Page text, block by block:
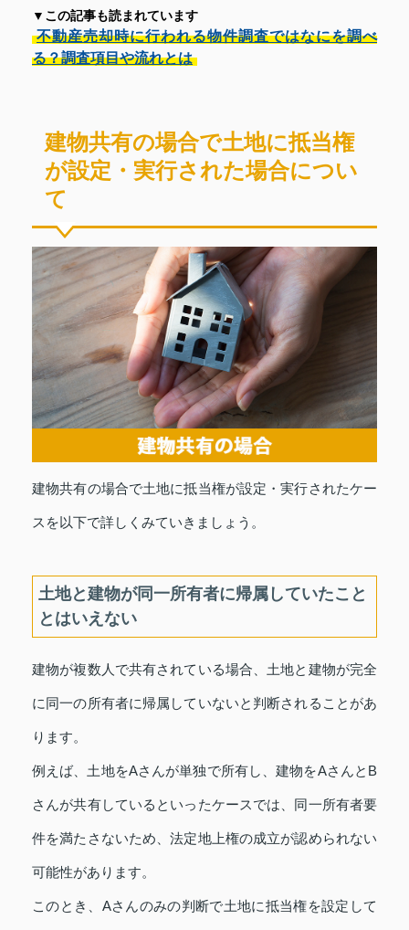
▼この記事も読まれています
不動産売却時に行われる物件調査ではなにを調べ
る？調査項目や流れとは
建物共有の場合で土地に抵当権
が設定・実行された場合につい
て
建物共有の場合で土地に抵当権が設定・実行されたケー
スを以下で詳しくみていきましょう。
土地と建物が同一所有者に帰属していたこと
とはいえない
建物が複数人で共有されている場合、土地と建物が完全
に同一の所有者に帰属していないと判断されることがあ
ります。
例えば、土地をAさんが単独で所有し、建物をAさんとB
さんが共有しているといったケースでは、同一所有者要
件を満たさないため、法定地上権の成立が認められない
可能性があります。
このとき、Aさんのみの判断で土地に抵当権を設定して